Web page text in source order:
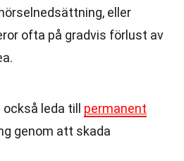
eller
ofta på gradvis förlust av
leda till permanent
genom att skada